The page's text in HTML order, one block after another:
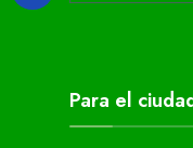
Para el